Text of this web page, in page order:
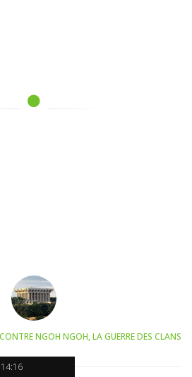
14:16
NGOH NGOH, LA GUERRE DES CLANS